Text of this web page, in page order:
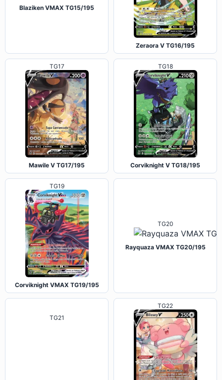
Blaziken VMAX TG15/195
Zeraora V TG16/195
TG17
Mawile V TG17/195
TG18
Corviknight V TG18/195
TG19
Corviknight VMAX TG19/195
TG20
Rayquaza VMAX TG20/195
TG21
TG22